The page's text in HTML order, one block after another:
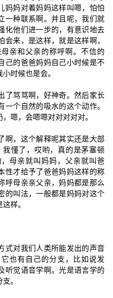
妈妈对着妈妈这样叫嗯，怕怕
一种联系啊。并且呢，我们就
化他们进一步的，有意识地去
来，是这样，就是这样啊，
亲和父亲的称呼啊。不信的
己的爸爸妈妈自己小时候是不
时候也是会。
了骂骂啊，好神奇。然后家长
个自然的吸水的这个动作。
嗯，会嗯嗯对对对对对。
啊，这个解释呢其实还是大部
懂了，哎哟，真的是茅塞顿
母亲就叫妈妈，父亲就叫爸
性才给予了爸爸妈妈这样的称
呼母亲亲父亲，妈妈都是那么
的叫法，一般都是妈妈对这个
样。
式对我们人类所能发出的声音
也有自己的分支，比如说发
听觉语音学啊。光是语言学的
。